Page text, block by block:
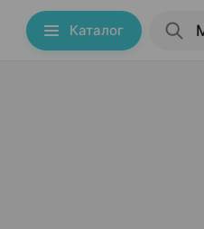
Каталог